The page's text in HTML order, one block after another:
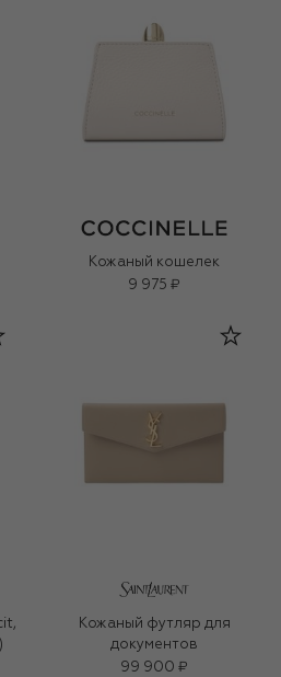
Кожаный кошелек
9 975 ₽
Кожаный футляр для
документов
99 900 ₽